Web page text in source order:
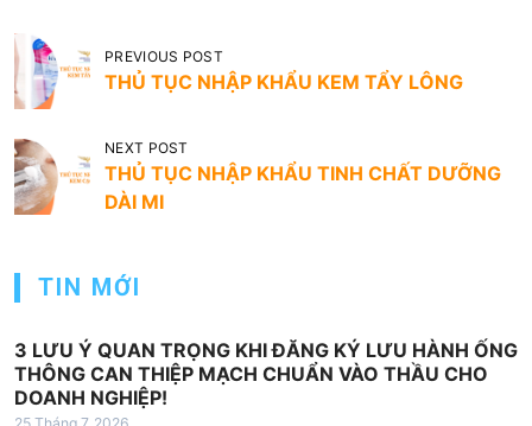
Đ
i
ề
u
h
n
g
b
à
PREVIOUS POST
THỦ TỤC NHẬP KHẨU KEM TẨY LÔNG
NEXT POST
THỦ TỤC NHẬP KHẨU TINH CHẤT DƯỠNG
DÀI MI
TIN MỚI
3 LƯU Ý QUAN TRỌNG KHI ĐĂNG KÝ LƯU HÀNH ỐNG
THÔNG CAN THIỆP MẠCH CHUẨN VÀO THẦU CHO
DOANH NGHIỆP!